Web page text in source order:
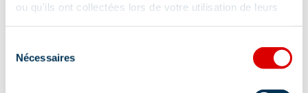
ou qu'ils ont collectées lors de votre utilisation de leurs
Nécessaires